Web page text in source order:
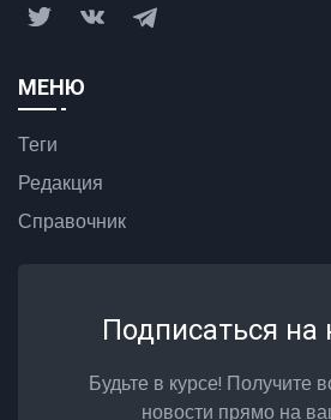
МЕНЮ
Теги
Редакция
Справочник
Подписаться на
Будьте в курсе! Получите
новости прямо на